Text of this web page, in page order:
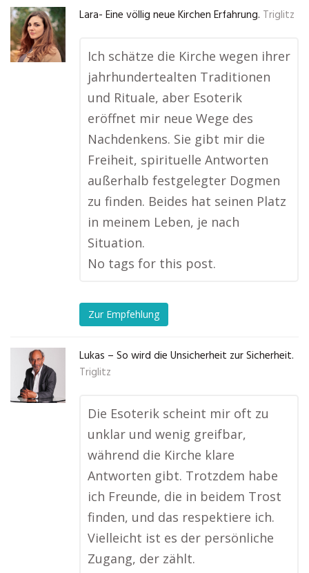
Lara- Eine völlig neue Kirchen Erfahrung. Triglitz
Ich schätze die Kirche wegen ihrer
jahrhundertealten Traditionen
und Rituale, aber Esoterik
eröffnet mir neue Wege des
Nachdenkens. Sie gibt mir die
Freiheit, spirituelle Antworten
außerhalb festgelegter Dogmen
zu finden. Beides hat seinen Platz
in meinem Leben, je nach
Situation.
No tags for this post.
Zur Empfehlung
Lukas – So wird die Unsicherheit zur Sicherheit.
Triglitz
Die Esoterik scheint mir oft zu
unklar und wenig greifbar,
während die Kirche klare
Antworten gibt. Trotzdem habe
ich Freunde, die in beidem Trost
finden, und das respektiere ich.
Vielleicht ist es der persönliche
Zugang, der zählt.